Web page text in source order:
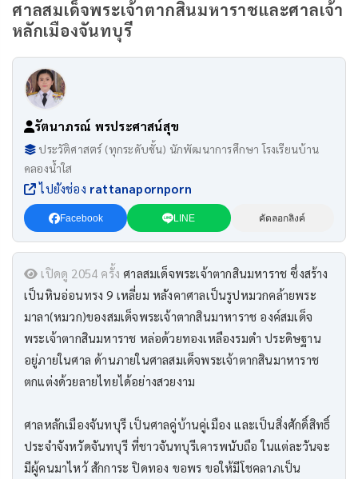
ศาลสมเด็จพระเจ้าตากสินมหาราชและศาลเจ้า
หลักเมืองจันทบุรี
รัตนาภรณ์ พรประศาสน์สุข
ประวัติศาสตร์ (ทุกระดับชั้น) นักพัฒนาการศึกษา โรงเรียนบ้าน
คลองน้ำใส
ไปยังช่อง rattanapornporn
Facebook LINE คัดลอกลิงค์
เปิดดู 2054 ครั้ง ศาลสมเด็จพระเจ้าตากสินมหาราช ซึ่งสร้าง
เป็นหินอ่อนทรง 9 เหลี่ยม หลังคาศาลเป็นรูปหมวกคล้ายพระ
มาลา(หมวก)ของสมเด็จพระเจ้าตากสินมาหาราช องค์สมเด็จ
พระเจ้าตากสินมหาราช หล่อด้วยทองเหลืองรมดำ ประดิษฐาน
อยู่ภายในศาล ด้านภายในศาลสมเด็จพระเจ้าตากสินมาหาราช
ตกแต่งด้วยลายไทยได้อย่างสวยงาม
ศาลหลักเมืองจันทบุรี เป็นศาลคู่บ้านคู่เมือง และเป็นสิ่งศักดิ์สิทธิ์
ประจำจังหวัดจันทบุรี ที่ชาวจันทบุรีเคารพนับถือ ในแต่ละวันจะ
มีผู้คนมาไหว้ สักการะ ปิดทอง ขอพร ขอให้มีโชคลาภเป็น